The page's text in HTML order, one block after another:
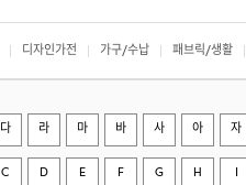
디자인가전 가구/수납 패브릭/생활
다 라 마 바 사 아 자
C D E F G H